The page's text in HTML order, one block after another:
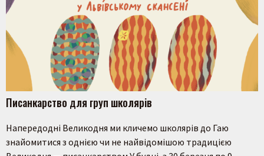
Писанкарство для груп школярів
Напередодні Великодня ми кличемо школярів до Гаю
знайомитися з однією чи не найвідомішою традицією